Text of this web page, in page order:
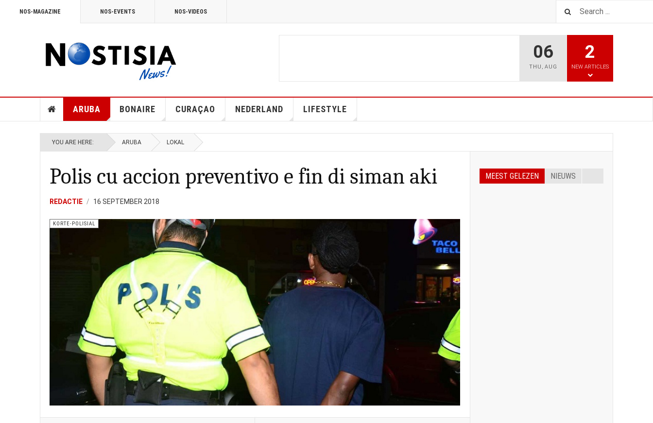
NOS-MAGAZINE NOS-EVENTS NOS-VIDEOS
06
THU , AUG
2
NEW ARTICLES
ARUBA BONAIRE CURAÇAO NEDERLAND LIFESTYLE
YOU ARE HERE: ARUBA LOKAL
Polis cu accion preventivo e fin di siman aki
REDACTIE 16 SEPTEMBER 2018
KORTE-POLISIAL
MEEST GELEZEN NIEUWS